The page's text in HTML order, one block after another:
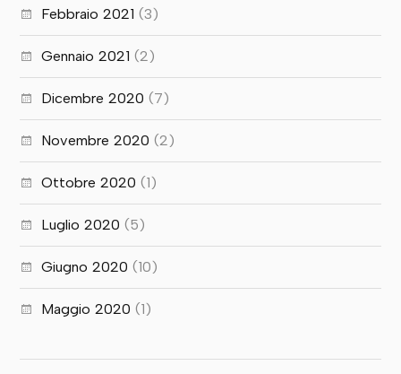
Febbraio 2021 (3)
Gennaio 2021 (2)
Dicembre 2020 (7)
Novembre 2020 (2)
Ottobre 2020 (1)
Luglio 2020 (5)
Giugno 2020 (10)
Maggio 2020 (1)